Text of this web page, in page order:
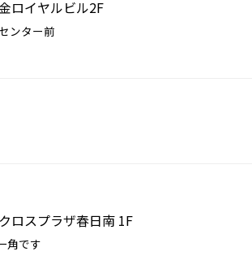
ロイヤルビル2F
ンター前
ロスプラザ春日南 1F
角です